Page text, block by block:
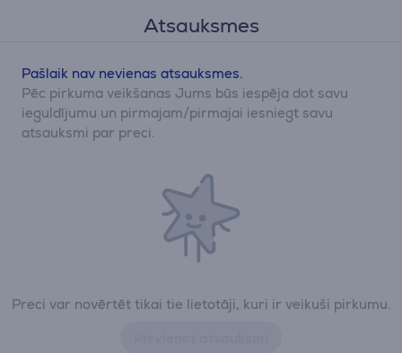
Atsauksmes
Preci var novērtēt tikai tie lietotāji, kuri ir veikuši pirkumu.
Pašlaik nav nevienas atsauksmes.
Pēc pirkuma veikšanas Jums būs iespēja dot savu
ieguldījumu un pirmajam/pirmajai iesniegt savu
atsauksmi par preci.